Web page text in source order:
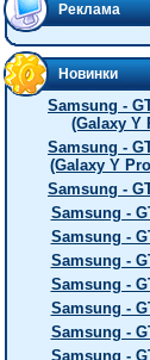
Реклама
Новинки
Samsung -
(Galaxy Y
Samsung -
(Galaxy Y
Samsung -
Samsung -
Samsung -
Samsung -
Samsung -
Samsung -
Samsung -
Samsung -